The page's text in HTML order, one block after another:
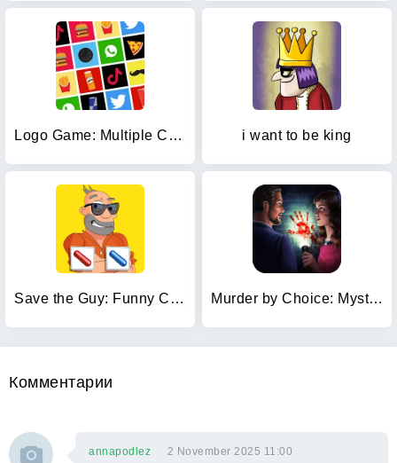
Logo Game: Multiple Choice i want to be king
Save the Guy: Funny Choice Murder by Choice: Mystery Game
Комментарии
annapodlez 2 November 2025 11:00